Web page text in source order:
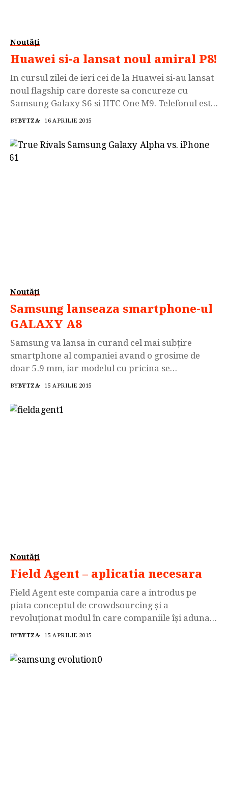
Noutăți
Huawei si-a lansat noul amiral P8!
In cursul zilei de ieri cei de la Huawei si-au lansat
noul flagship care doreste sa concureze cu
Samsung Galaxy S6 si HTC One M9. Telefonul este
construit dintr-o carcasa de metal unibody si are
cum se „lauda” CEO-ul Huawei. Noul amiral
Huawei are sub...
BYBYTZA 16 APRILIE 2015
Noutăți
Samsung lanseaza smartphone-ul
GALAXY A8
Samsung va lansa in curand cel mai subţire
smartphone al companiei avand o grosime de
doar 5.9 mm, iar modelul cu pricina se
intituleaza Galaxy A8. Smartphone-ul este
un aspect premium cu finisajele aferente. Galaxy
A8 va avea sub capota un procesor octa-core
BYBYTZA 15 APRILIE 2015
Noutăți
Field Agent – aplicatia necesara
Field Agent este compania care a introdus pe
piata conceptul de crowdsourcing şi a
revoluţionat modul în care companiile îşi aduna
informaţiile din piaţă în timp real. Field Agent
Britanie, Canada, Suedia, Norvegia, Danemarca,
Australia. Incepand de astazi Field Agent îşi
BYBYTZA 15 APRILIE 2015